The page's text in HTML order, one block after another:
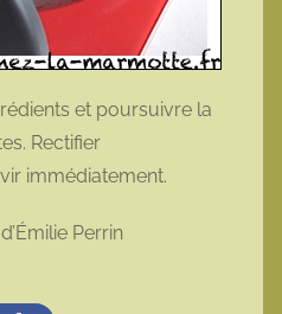
et poursuivre la
Rectifier
immédiatement.
d’Émilie Perrin